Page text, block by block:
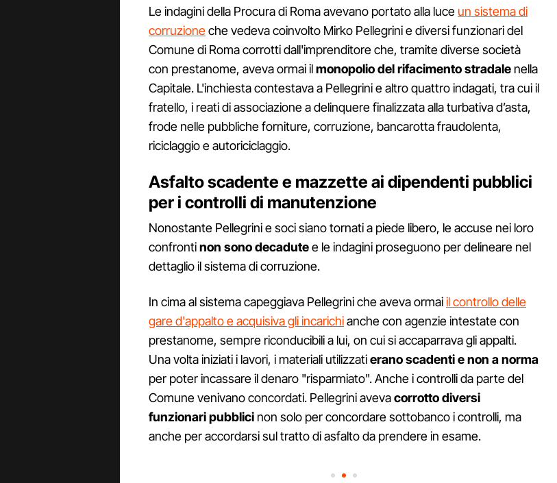
Le indagini della Procura di Roma avevano portato alla luce un sistema di
corruzioneche vedeva coinvolto Mirko Pellegrini e diversi funzionari del
Comune di Roma corrotti dall'imprenditore che, tramite diverse società
con prestanome, aveva ormai ilmonopolio del rifacimento stradale nella
Capitale. L'inchiesta contestava a Pellegrini e altro quattro indagati, tra cui il
fratello, i reati di associazione a delinquere finalizzata alla turbativa d’asta,
frode nelle pubbliche forniture, corruzione, bancarotta fraudolenta,
riciclaggio e autoriciclaggio.
Asfalto scadente e mazzette ai dipendenti pubblici
per i controlli di manutenzione
Nonostante Pellegrini e soci siano tornati a piede libero, le accuse nei loro
confrontinon sono decadutee le indagini proseguono per delineare nel
dettaglio il sistema di corruzione.
In cima al sistema capeggiava Pellegrini che aveva ormaiil controllo delle
gare d'appalto e acquisiva gli incarichianche con agenzie intestate con
prestanome, sempre riconducibili a lui, on cui si accaparrava gli appalti.
Una volta iniziati i lavori, i materiali utilizzatierano scadenti e non a norma
per poter incassare il denaro "risparmiato". Anche i controlli da parte del
Comune venivano concordati. Pellegrini avevacorrotto diversi
funzionari pubblici non solo per concordare sottobanco i controlli, ma
anche per accordarsi sul tratto di asfalto da prendere in esame.